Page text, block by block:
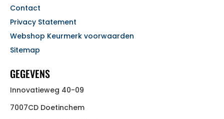
Contact
Privacy Statement
Webshop Keurmerk voorwaarden
Sitemap
GEGEVENS
Innovatieweg 40-09
7007CD Doetinchem